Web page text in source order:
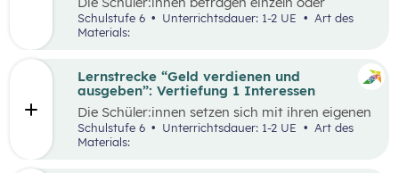
beim Einkauf reflektiert.
paarweise Kund:innen in einem Supermarkt zu
den Zahlungsgewohnheiten und versuchen
Antworten der Supermarktkund:innen werden
auf einem Interviewbogen/Fragebogen
festgehalten und in der Klasse gemeinsam mit
der Lehrkraft ausgewertet. Eine weitere
Perspektive kann, je nach den örtlichen
Gegebenheiten, eingenommen werden, indem
Schulstufe 6 Unterrichtsdauer: 1-2 UE
Art des
Materials:
Lernstrecke “Geld verdienen und
ausgeben”: Vertiefung 1 Interessen
Die Schüler:innen setzen sich mit ihren eigenen
Interessen und Stärken auseinander.
Gemeinsam werden verschiedene Stärken und
Schulstufe 6 Unterrichtsdauer: 1-2 UE
Materials: